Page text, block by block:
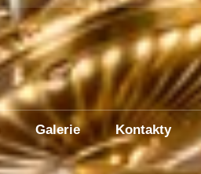
Galerie Kontakty